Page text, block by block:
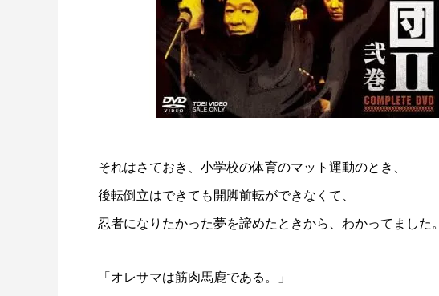
それはさておき、小学校の体育のマット運動のとき、
後転倒立はできても開脚前転ができなくて、
忍者になりたかった夢を諦めたときから、わかってました。
「オレサマは筋肉馬鹿である。」